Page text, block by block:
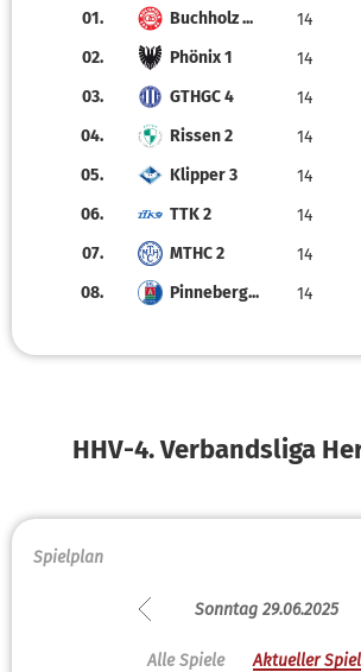
01.
Buchholz ... 14
02.
Phönix 1 14
03.
GTHGC 4 14
04.
Rissen 2 14
05.
Klipper 3 14
06.
TTK 2 14
07.
MTHC 2 14
08.
Pinneberg... 14
HHV-4. Verbandsliga
Spielplan
Sonntag 29.06.2025
Alle Spiele Aktueller